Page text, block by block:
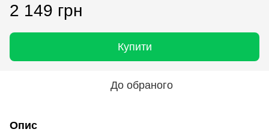
2 149 грн
Купити
До обраного
Опис